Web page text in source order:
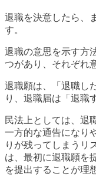
退職を決意したら、
す。
退職の意思を示す方
つがあり、それぞれ
退職願は、「退職し
り、退職届は「退職
民法上としては、退
一方的な通告になり
りが残ってしまうリ
は、最初に退職願を
を提出することが理